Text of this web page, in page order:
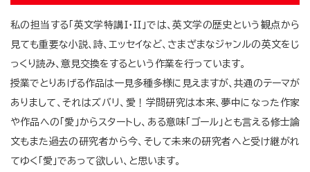
私の担当する「英文学特講I・II」では、英文学の歴史という観点から
見ても重要な小説、詩、エッセイなど、さまざまなジャンルの英文をじ
っくり読み、意見交換をするという作業を行っています。
授業でとりあげる作品は一見多種多様に見えますが、共通のテーマが
ありまして、それはズバリ、愛！学問研究は本来、夢中になった作家
や作品への「愛」からスタートし、ある意味「ゴール」とも言える修士論
文もまた過去の研究者から今、そして未来の研究者へと受け継がれ
てゆく「愛」であって欲しい、と思います。